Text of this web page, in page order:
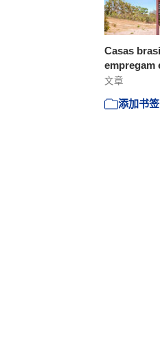
Casas
empregam
文章
添加书签